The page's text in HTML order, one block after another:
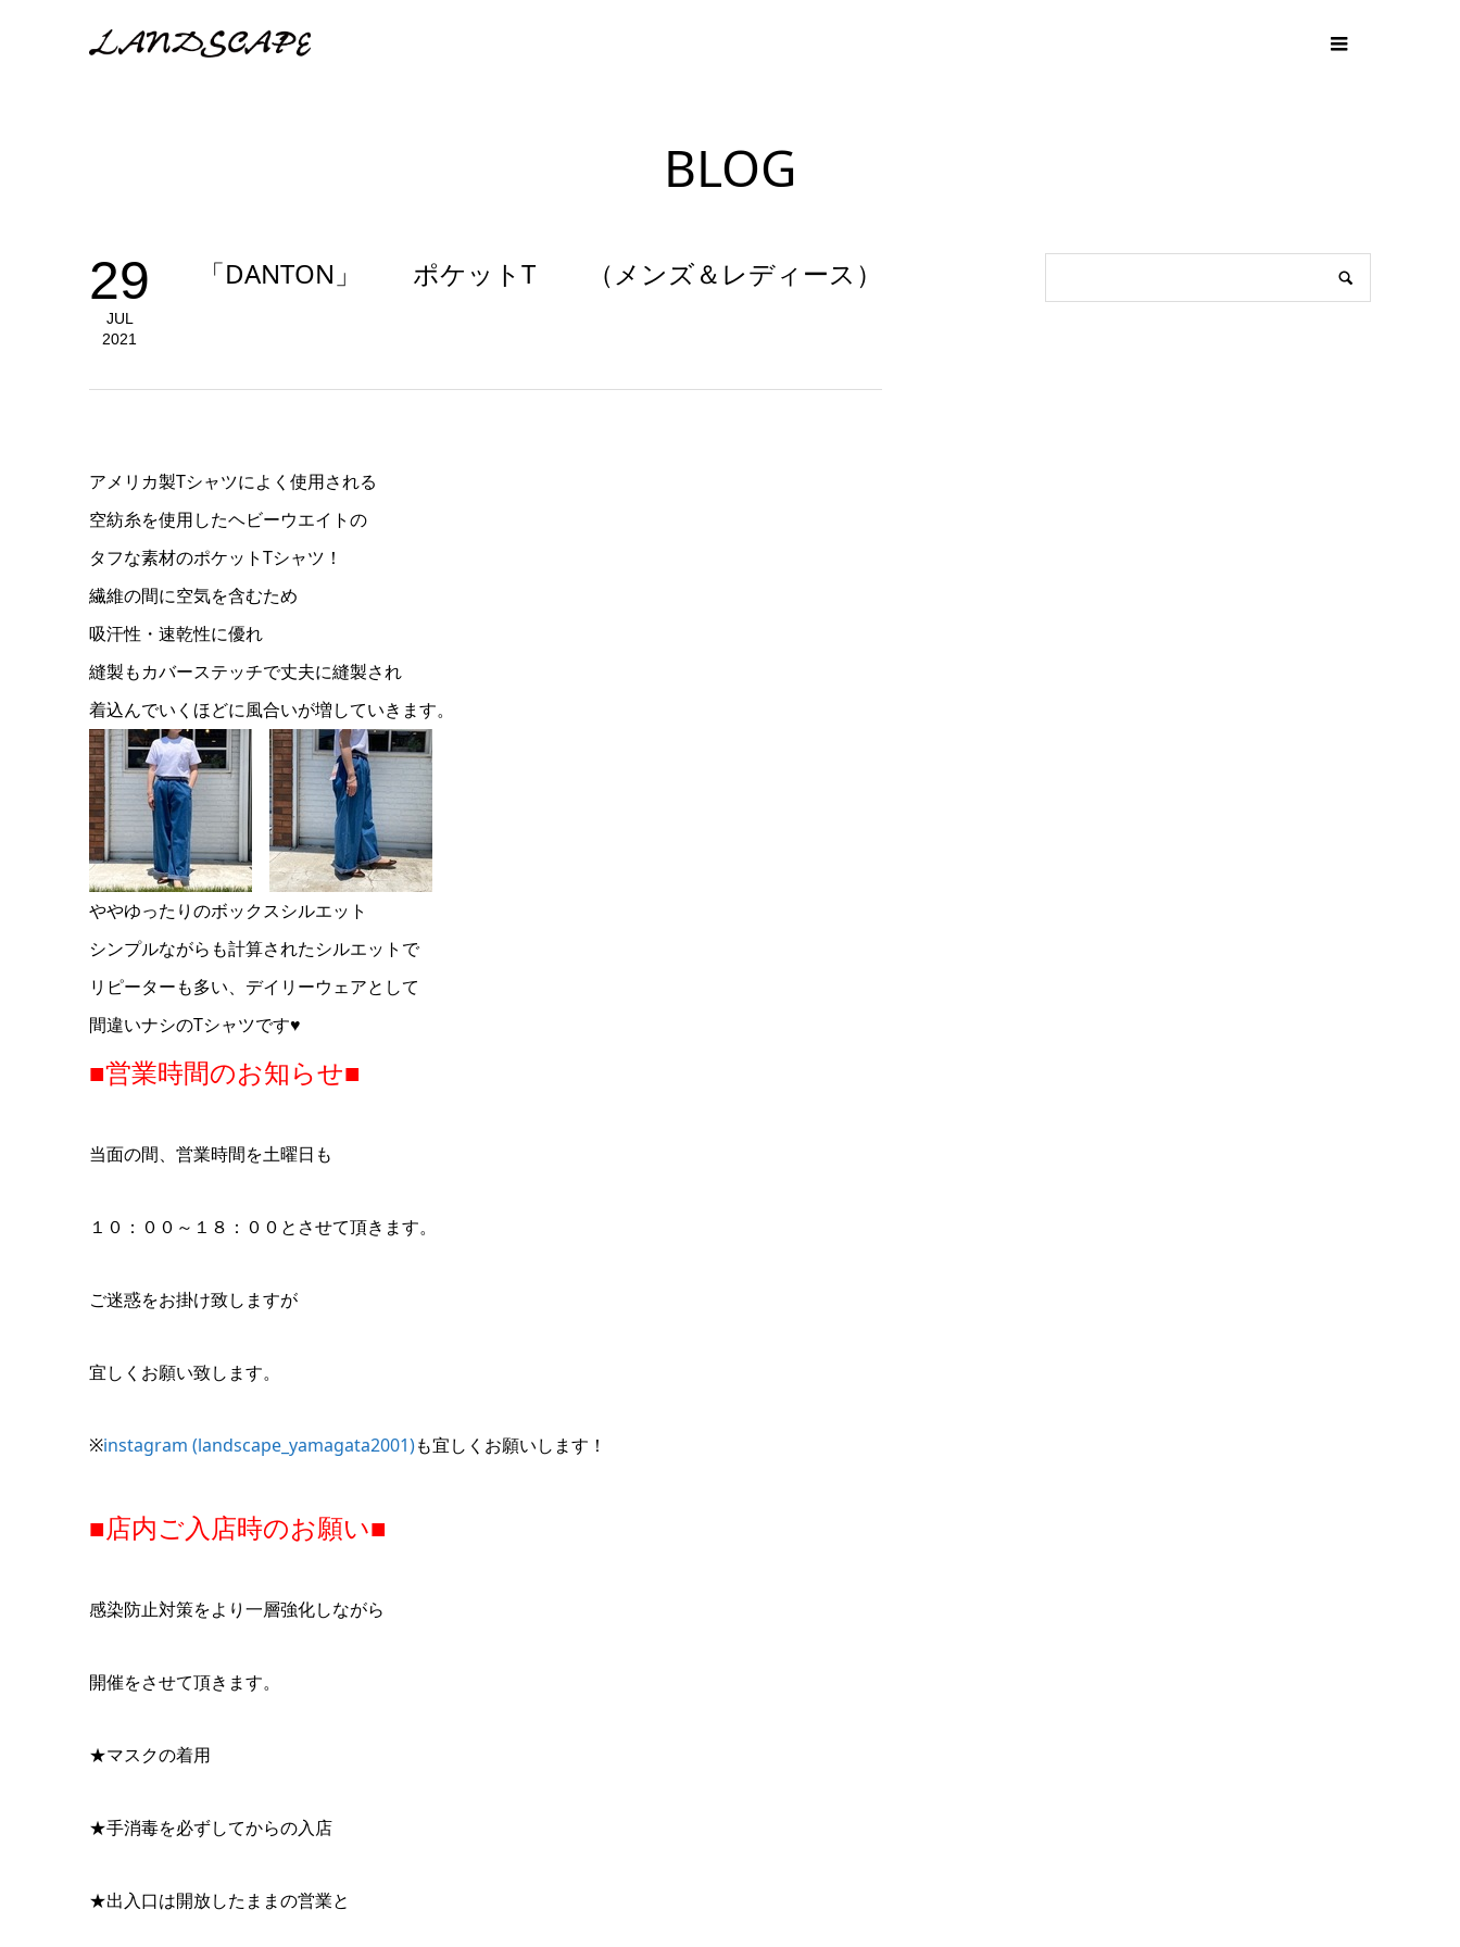
BLOG
29
JUL
2021
「DANTON」 ポケットT （メンズ＆レディース）
アメリカ製Tシャツによく使用される
空紡糸を使用したヘビーウエイトの
タフな素材のポケットTシャツ！
繊維の間に空気を含むため
吸汗性・速乾性に優れ
縫製もカバーステッチで丈夫に縫製され
着込んでいくほどに風合いが増していきます。
ややゆったりのボックスシルエット
シンプルながらも計算されたシルエットで
リピーターも多い、デイリーウェアとして
間違いナシのTシャツです♥
■営業時間のお知らせ■
当面の間、営業時間を土曜日も
１０：００～１８：００とさせて頂きます。
ご迷惑をお掛け致しますが
宜しくお願い致します。
※instagram (landscape_yamagata2001)も宜しくお願いします！
■店内ご入店時のお願い■
感染防止対策をより一層強化しながら
開催をさせて頂きます。
★マスクの着用
★手消毒を必ずしてからの入店
★出入口は開放したままの営業と